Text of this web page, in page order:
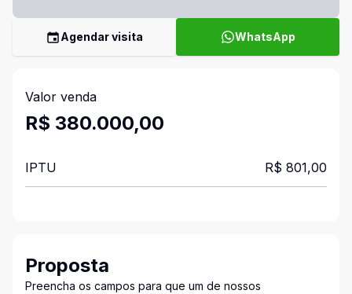
Agendar visita WhatsApp
Valor venda
R$ 380.000,00
IPTU R$ 801,00
Proposta
Preencha os campos para que um de nossos